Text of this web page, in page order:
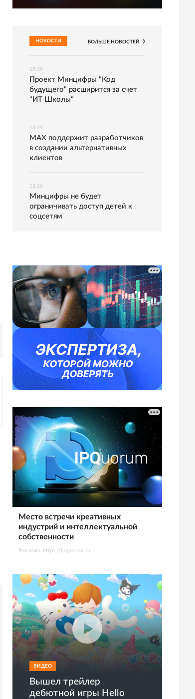
НОВОСТИ БОЛЬШЕ НОВОСТЕЙ
19:39
Проект Минцифры "Код
будущего" расширится за счет
"ИТ Школы"
13:21
MAX поддержит разработчиков
в создании альтернативных
клиентов
12:16
Минцифры не будет
ограничивать доступ детей к
соцсетям
Место встречи креативных
индустрий и интеллектуальной
собственности
Реклама. https://ipquorum.ru
ВИДЕО
Вышел трейлер
дебютной игры Hello